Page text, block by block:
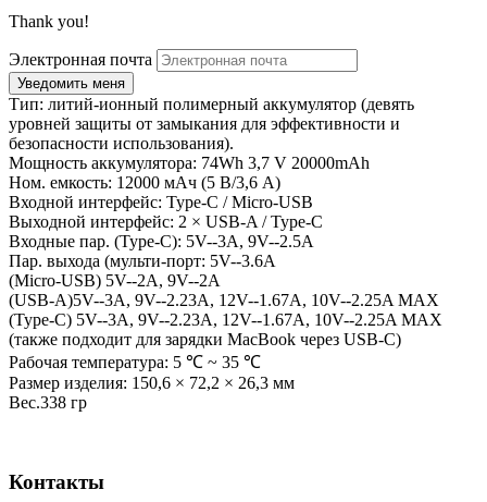
Thank you!
Электронная почта
Тип: литий-ионный полимерный аккумулятор (девять
уровней защиты от замыкания для эффективности и
безопасности использования).
Мощность аккумулятора: 74Wh 3,7 V 20000mAh
Ном. емкость: 12000 мАч (5 В/3,6 А)
Входной интерфейс: Type-C / Micro-USB
Выходной интерфейс: 2 × USB-A / Type-C
Входные пар. (Type-C): 5V--3A, 9V--2.5A
Пар. выхода (мульти-порт: 5V--3.6A
(Micro-USB) 5V--2A, 9V--2A
(USB-A)5V--3A, 9V--2.23A, 12V--1.67A, 10V--2.25A MAX
(Type-C) 5V--3A, 9V--2.23A, 12V--1.67A, 10V--2.25A MAX
(также подходит для зарядки MacBook через USB-C)
Рабочая температура: 5 ℃ ~ 35 ℃
Размер изделия: 150,6 × 72,2 × 26,3 мм
Вес.338 гр
Контакты